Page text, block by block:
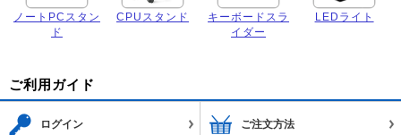
ノートPCスタン
ド
CPUスタンド
キーボードスラ
イダー
LEDライト
ご利用ガイド
ログイン ご注文方法